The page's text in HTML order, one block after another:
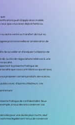
push d’application mobile.
ceux que vous avez déjà achetés ou
ou autre vente ou transfert de tout ou
promotionnelles et amélioration de
de surveiller et d’analyser l’utilisation de
ou lors de négociations relatives à, une
société.
la présente Politique de
que nous contrôlons ou qui est sous
proposer certains produits, services ou
avec d’autres utilisateurs, ces
Politique de confidentialité. Nous
si nous devons conserver vos
pour une durée plus courte, sauf
sommes légalement tenus de conserver